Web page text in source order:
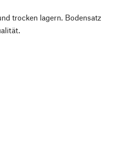
trocken lagern. Bodensatz